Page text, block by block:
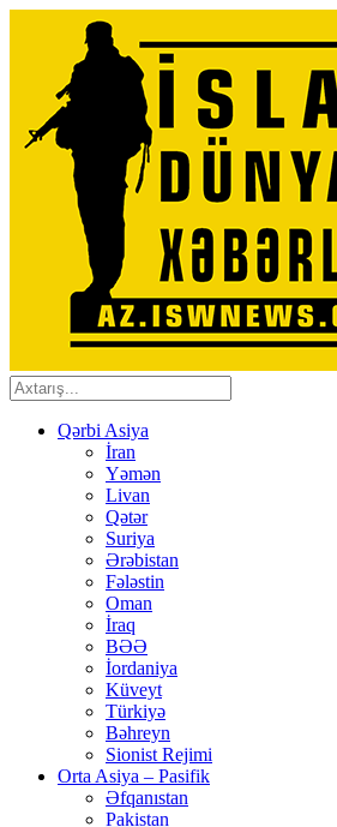
Qərbi Asiya
İran
Yəmən
Livan
Qətər
Suriya
Ərəbistan
Fələstin
Oman
İraq
BƏƏ
İordaniya
Küveyt
Türkiyə
Bəhreyn
Sionist Rejimi
Orta Asiya – Pasifik
Əfqanıstan
Pakistan